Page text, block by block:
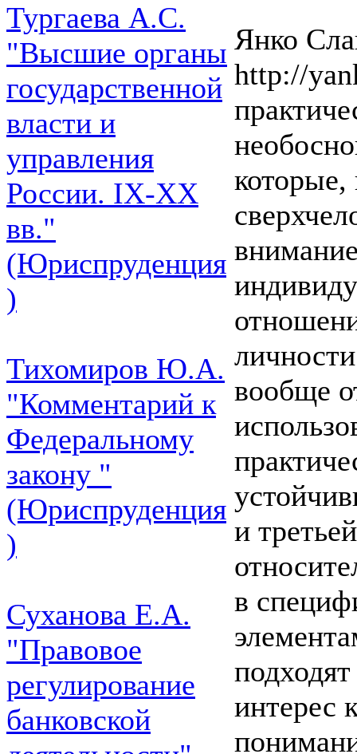
Тургаева А.С.
"Высшие органы
государственной
власти и
управления
России. IХ-ХХ
вв."
(Юриспруденция
)
Тихомиров Ю.А.
"Комментарий к
Федеральному
закону "
(Юриспруденция
)
Суханова Е.А.
"Правовое
регулирование
банковской
Янко
http://
вообще
и
в
интерес